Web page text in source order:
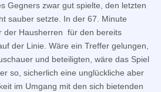
Gegners zwar gut spielte, den letzten
sauber setzte. In der 67. Minute
der Hausherren für den bereits
der Linie. Wäre ein Treffer gelungen,
und beteiligten, wäre das Spiel
so, sicherlich eine unglückliche aber
im Umgang mit den sich bietenden